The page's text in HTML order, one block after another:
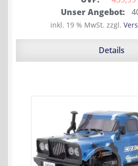
Ursprünglicher
Preis
war:
Unser Angebot:
inkl. 19 % MwSt. zzgl.
Details